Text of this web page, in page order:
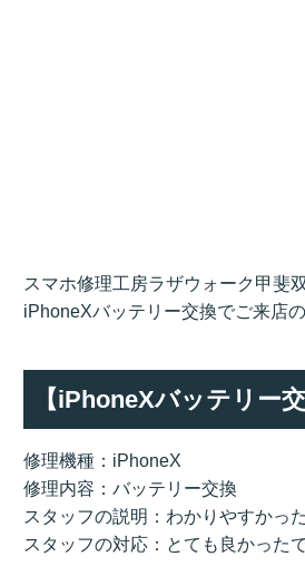
スマホ修理工房ラザウォーク甲斐
iPhoneXバッテリー交換でご来店
【iPhoneXバッテリー
修理機種：iPhoneX
修理内容：バッテリー交換
スタッフの説明：わかりやすかっ
スタッフの対応：とても良かった